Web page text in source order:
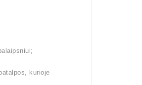
kurioje